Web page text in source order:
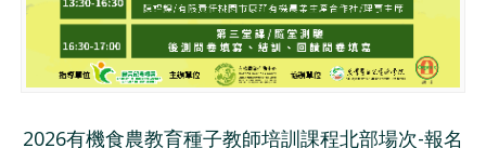
2026有機食農教育種子教師培訓課程北部場次-報名